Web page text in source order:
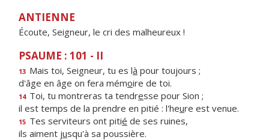
ANTIENNE
Écoute, Seigneur, le cri des malheureux !
PSAUME : 101 - II
13 Mais toi, Seigneur, tu es là pour toujours ;
d'âge en âge on fera mémoire de toi.
14 Toi, tu montreras ta tendresse pour Sion ;
il est temps de la prendre en pitié : l'heure est venue.
15 Tes serviteurs ont pitié de ses ruines,
ils aiment jusqu'à sa poussière.